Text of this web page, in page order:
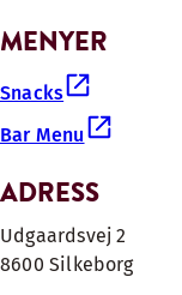
MENYER
Snacks
Bar Menu
ADRESS
Udgaardsvej 2
8600 Silkeborg